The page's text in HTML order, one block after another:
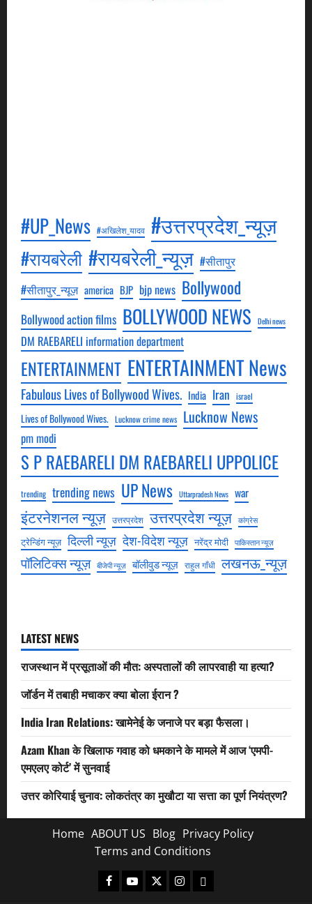
#UP_News #अखिलेश_यादव #उत्तरप्रदेश_न्यूज़
#रायबरेली #रायबरेली_न्यूज़ #सीतापुर
#सीतापुर_न्यूज़ america BJP bjp news Bollywood
Bollywood action films BOLLYWOOD NEWS Delhi news
DM RAEBARELI information department
ENTERTAINMENT ENTERTAINMENT News
Fabulous Lives of Bollywood Wives. India Iran israel
Lives of Bollywood Wives. Lucknow crime news Lucknow News
pm modi
S P RAEBARELI DM RAEBARELI UPPOLICE
trending trending news UP News Uttarpradesh News war
इंटरनेशनल न्यूज़ उत्तरप्रदेश उत्तरप्रदेश न्यूज़ कांग्रेस
ट्रेन्डिंग न्यूज़ दिल्ली न्यूज़ देश-विदेश न्यूज़ नरेंद्र मोदी पाकिस्तान न्यूज़
पॉलिटिक्स न्यूज़ बीजेपी न्यूज़ बॉलीवुड न्यूज़ राहुल गाँधी लखनऊ_न्यूज़
LATEST NEWS
राजस्थान में प्रसूताओं की मौत: अस्पतालों की लापरवाही या हत्या?
जॉर्डन में तबाही मचाकर क्या बोला ईरान ?
India Iran Relations: खामेनेई के जनाजे पर बड़ा फैसला।
Azam Khan के खिलाफ गवाह को धमकाने के मामले में आज ‘एमपी-
एमएलए कोर्ट’ में सुनवाई
उत्तर कोरियाई चुनाव: लोकतंत्र का मुखौटा या सत्ता का पूर्ण नियंत्रण?
Home ABOUT US Blog Privacy Policy
Terms and Conditions
Facebook
Youtube
X InstagramWhatsapp